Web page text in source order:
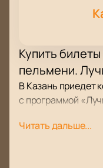
Купить
пельмени.
В Казань приедет
с программой
которые еще не
Читать дальше...